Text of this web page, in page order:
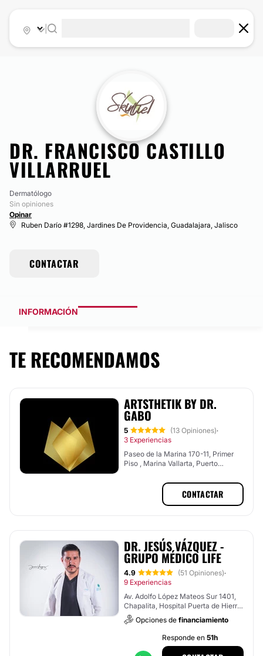
DR. FRANCISCO CASTILLO
VILLARRUEL
Dermatólogo
Sin opiniones
Opinar
Ruben Darío #1298, Jardines De Providencia, Guadalajara, Jalisco
CONTACTAR
INFORMACIÓN
TE RECOMENDAMOS
ARTSTHETIK BY DR.
GABO
5 (13 Opiniones)·
3 Experiencias
Paseo de la Marina 170-11, Primer
Piso , Marina Vallarta, Puerto
CONTACTAR
DR. JESÚS VÁZQUEZ -
GRUPO MÉDICO LIFE
4.9 (51 Opiniones)·
9 Experiencias
Av. Adolfo López Mateos Sur 1401,
Chapalita, Hospital Puerta de Hierro
, Tlajomulco de Zúñiga
Opciones de financiamiento
Responde en 51h